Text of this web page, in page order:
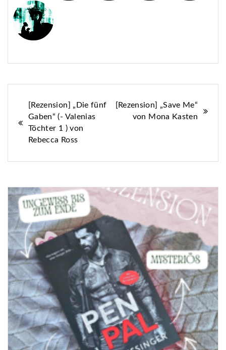
Beitragsnavigation
[Rezension] „Die fünf
Gaben“ (- Valenias
Töchter 1 ) von
Rebecca Ross
[Rezension] „Save Me“
von Mona Kasten